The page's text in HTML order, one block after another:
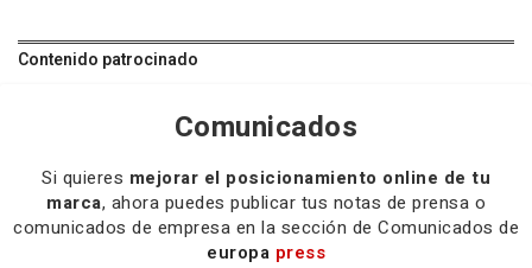
Contenido patrocinado
Comunicados
Si quieres mejorar el posicionamiento online de tu
marca, ahora puedes publicar tus notas de prensa o
comunicados de empresa en la sección de Comunicados de
europa press